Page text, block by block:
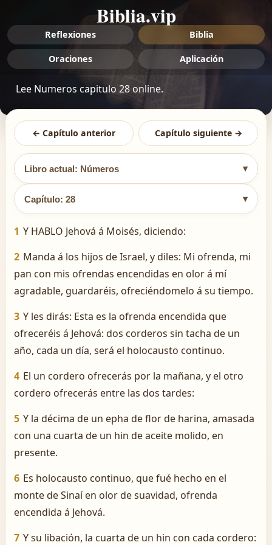
Biblia.vip
Reflexiones Biblia
Oraciones Aplicación
Lee Numeros capitulo 28 online.
← Capítulo anterior Capítulo siguiente →
Libro actual: Números ▾
Capítulo: 28 ▾
1 Y HABLO Jehová á Moisés, diciendo:
2 Manda á los hijos de Israel, y diles: Mi ofrenda, mi
pan con mis ofrendas encendidas en olor á mí
agradable, guardaréis, ofreciéndomelo á su tiempo.
3 Y les dirás: Esta es la ofrenda encendida que
ofreceréis á Jehová: dos corderos sin tacha de un
año, cada un día, será el holocausto continuo.
4 El un cordero ofrecerás por la mañana, y el otro
cordero ofrecerás entre las dos tardes:
5 Y la décima de un epha de flor de harina, amasada
con una cuarta de un hin de aceite molido, en
presente.
6 Es holocausto continuo, que fué hecho en el
monte de Sinaí en olor de suavidad, ofrenda
encendida á Jehová.
7 Y su libación, la cuarta de un hin con cada cordero: